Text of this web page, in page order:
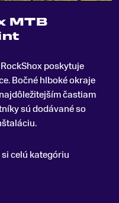
MTB
poskytuje
.Bočné hlboké okraje
častiam
sú dodávané so
celú kategóriu